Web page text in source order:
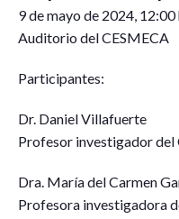
9 de mayo de 2024, 12:00
Auditorio del CESMECA
Participantes:
Dr. Daniel Villafuerte
Profesor investigador
Dra. María del Carmen
Profesora investigadora